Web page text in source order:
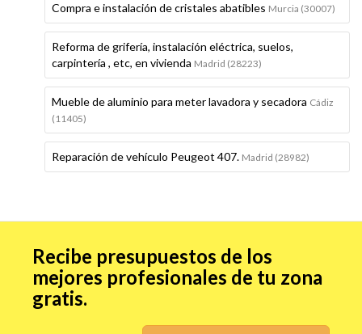
Compra e instalación de cristales abatibles Murcia (30007)
Reforma de grifería, instalación eléctrica, suelos,
carpintería , etc, en vivienda Madrid (28223)
Mueble de aluminio para meter lavadora y secadora Cádiz
(11405)
Reparación de vehículo Peugeot 407. Madrid (28982)
Recibe presupuestos de los
mejores profesionales de tu zona
gratis.